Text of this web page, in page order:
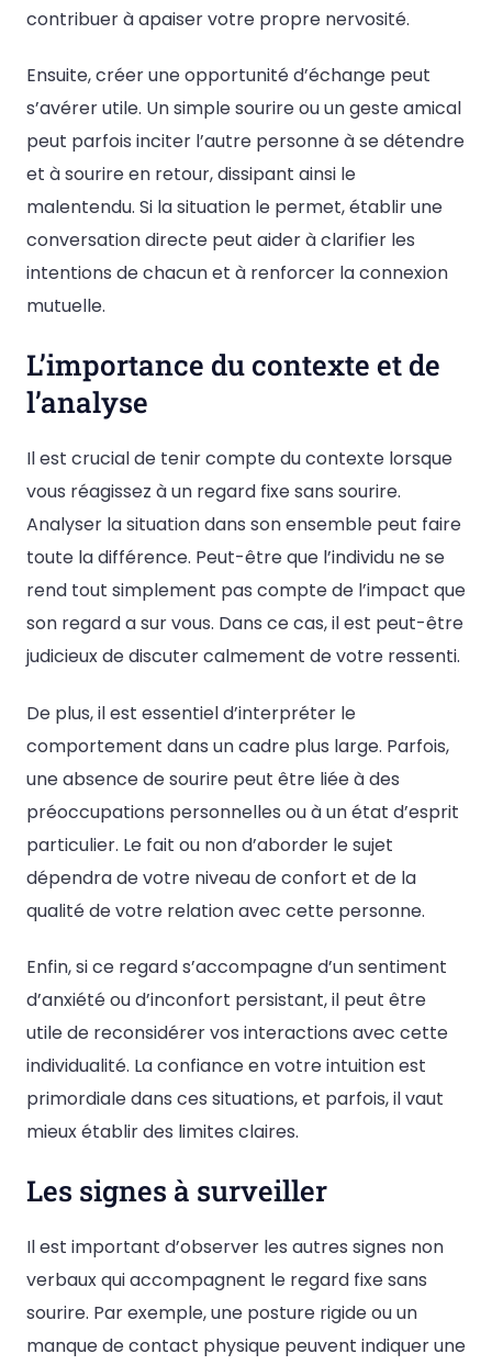
contribuer à apaiser votre propre nervosité.
Ensuite, créer une opportunité d’échange peut
s’avérer utile. Un simple sourire ou un geste amical
peut parfois inciter l’autre personne à se détendre
et à sourire en retour, dissipant ainsi le
malentendu. Si la situation le permet, établir une
conversation directe peut aider à clarifier les
intentions de chacun et à renforcer la connexion
mutuelle.
L’importance du contexte et de
l’analyse
Il est crucial de tenir compte du contexte lorsque
vous réagissez à un regard fixe sans sourire.
Analyser la situation dans son ensemble peut faire
toute la différence. Peut-être que l’individu ne se
rend tout simplement pas compte de l’impact que
son regard a sur vous. Dans ce cas, il est peut-être
judicieux de discuter calmement de votre ressenti.
De plus, il est essentiel d’interpréter le
comportement dans un cadre plus large. Parfois,
une absence de sourire peut être liée à des
préoccupations personnelles ou à un état d’esprit
particulier. Le fait ou non d’aborder le sujet
dépendra de votre niveau de confort et de la
qualité de votre relation avec cette personne.
Enfin, si ce regard s’accompagne d’un sentiment
d’anxiété ou d’inconfort persistant, il peut être
utile de reconsidérer vos interactions avec cette
individualité. La confiance en votre intuition est
primordiale dans ces situations, et parfois, il vaut
mieux établir des limites claires.
Les signes à surveiller
Il est important d’observer les autres signes non
verbaux qui accompagnent le regard fixe sans
sourire. Par exemple, une posture rigide ou un
manque de contact physique peuvent indiquer une